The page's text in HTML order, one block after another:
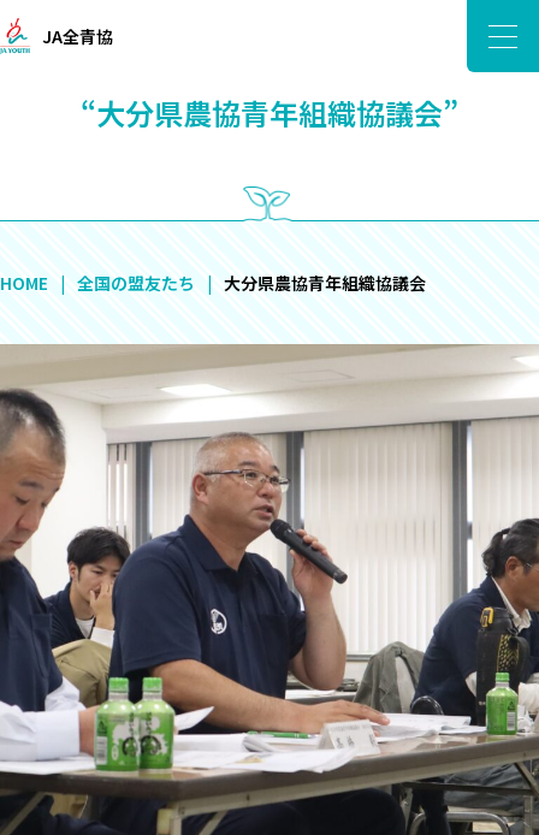
JA全青協
“大分県農協青年組織協議会”
HOME 全国の盟友たち 大分県農協青年組織協議会